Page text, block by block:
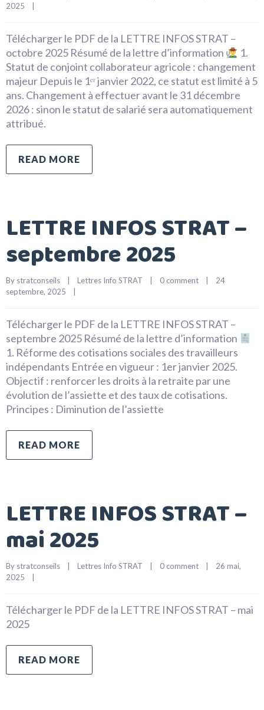
2025
Télécharger le PDF de la LETTRE INFOS STRAT –
octobre 2025 Résumé de la lettre d’information
1.
Statut de conjoint collaborateur agricole : changement
majeur Depuis le 1ᵉʳ janvier 2022, ce statut est limité à 5
ans. Changement à effectuer avant le 31 décembre
2026 : sinon le statut de salarié sera automatiquement
attribué.
READ MORE
LETTRE INFOS STRAT –
septembre 2025
By stratconseils Lettres Info STRAT 0 comment
24
septembre, 2025
Télécharger le PDF de la LETTRE INFOS STRAT –
septembre 2025 Résumé de la lettre d’information
1. Réforme des cotisations sociales des travailleurs
indépendants Entrée en vigueur : 1er janvier 2025.
Objectif : renforcer les droits à la retraite par une
évolution de l’assiette et des taux de cotisations.
Principes : Diminution de l’assiette
READ MORE
LETTRE INFOS STRAT –
mai 2025
By stratconseils Lettres Info STRAT 0 comment
26 mai,
2025
Télécharger le PDF de la LETTRE INFOS STRAT – mai
2025
READ MORE